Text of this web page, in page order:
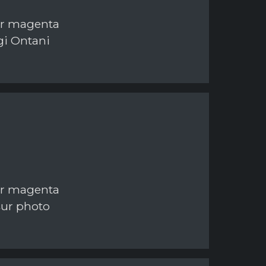
magenta
Ontani
magenta
photo